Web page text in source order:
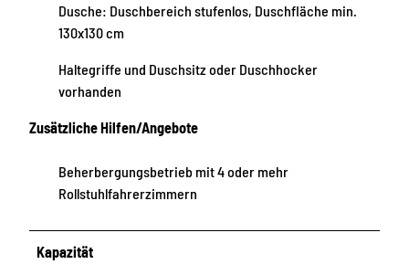
Dusche: Duschbereich stufenlos, Duschfläche min.
130x130 cm
Haltegriffe und Duschsitz oder Duschhocker
vorhanden
Zusätzliche Hilfen/Angebote
Beherbergungsbetrieb mit 4 oder mehr
Rollstuhlfahrerzimmern
Kapazität